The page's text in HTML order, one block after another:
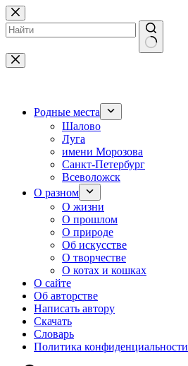
Перейти
к
сути
Ничего
не
Родные места
Шалово
Луга
имени Морозова
Санкт-Петербург
Всеволожск
О разном
О жизни
О прошлом
О природе
Об искусстве
О творчестве
О котах и кошках
О сайте
Об авторстве
Написать автору
Скачать
Cловарь
Политика конфиденциальности